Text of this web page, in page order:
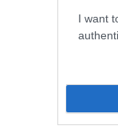
I want
le
i legami tra
a